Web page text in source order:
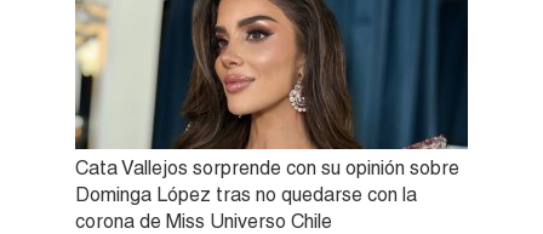
Cata Vallejos sorprende con su opinión sobre
Dominga López tras no quedarse con la
corona de Miss Universo Chile